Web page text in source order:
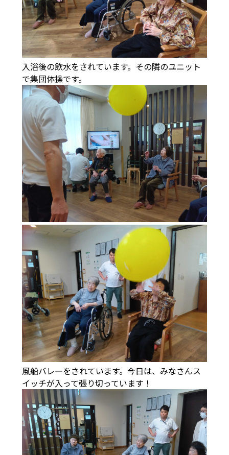
入浴後の飲水をされています。その隣のユニット
で集団体操です。
風船バレーをされています。今日は、みなさんス
イッチが入って張り切っています！